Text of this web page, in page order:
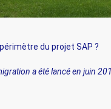
du projet SAP ?
a été lancé en juin